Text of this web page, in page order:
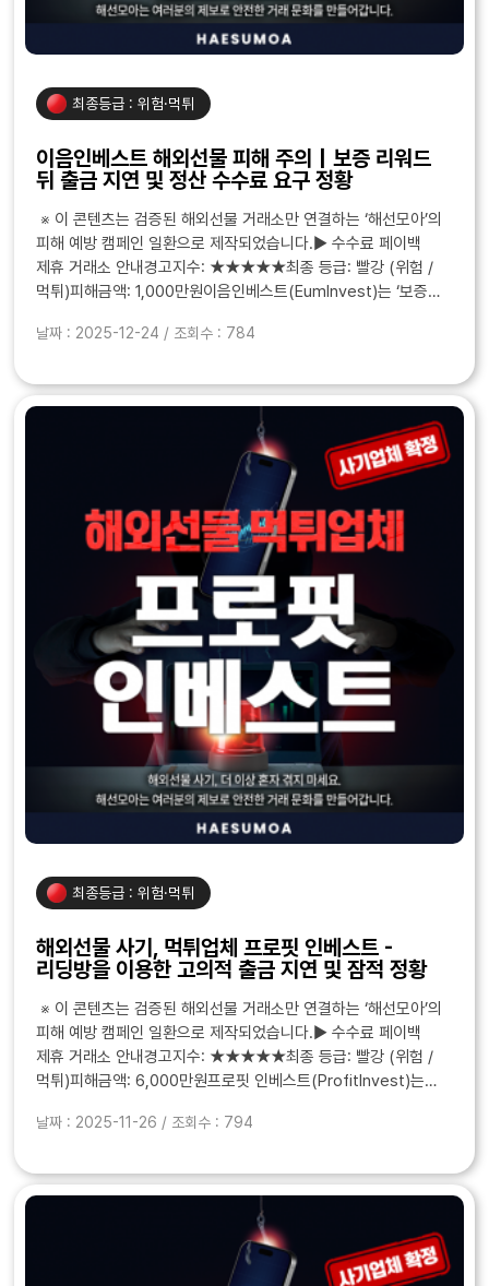
최종등급 : 위험·먹튀
이음인베스트 해외선물 피해 주의｜보증 리워드
뒤 출금 지연 및 정산 수수료 요구 정황
※ 이 콘텐츠는 검증된 해외선물 거래소만 연결하는 ‘해선모아’의
피해 예방 캠페인 일환으로 제작되었습니다.▶ 수수료 페이백
제휴 거래소 안내경고지수: ★★★★★최종 등급: 빨강 (위험 /
먹튀)피해금액: 1,000만원이음인베스트(EumInvest)는 ‘보증
날짜 : 2025-12-24 / 조회수 : 784
최종등급 : 위험·먹튀
해외선물 사기, 먹튀업체 프로핏 인베스트 -
리딩방을 이용한 고의적 출금 지연 및 잠적 정황
※ 이 콘텐츠는 검증된 해외선물 거래소만 연결하는 ‘해선모아’의
피해 예방 캠페인 일환으로 제작되었습니다.▶ 수수료 페이백
제휴 거래소 안내경고지수: ★★★★★최종 등급: 빨강 (위험 /
먹튀)피해금액: 6,000만원프로핏 인베스트(ProfitInvest)는
날짜 : 2025-11-26 / 조회수 : 794